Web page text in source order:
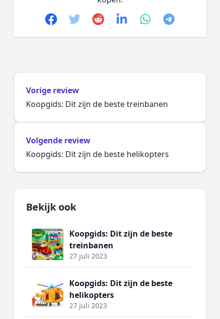
Facebook
TwitterRedditlinkedinwhatsapp
telegram
Vorige review
Koopgids: Dit zijn de beste treinbanen
Volgende review
Koopgids: Dit zijn de beste helikopters
Bekijk ook
Koopgids: Dit zijn de beste
treinbanen
27 juli 2023
Koopgids: Dit zijn de beste
helikopters
27 juli 2023